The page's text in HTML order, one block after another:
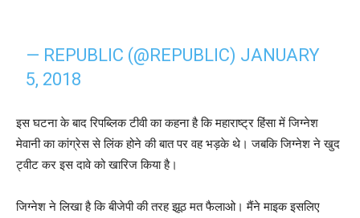
— REPUBLIC (@REPUBLIC) JANUARY
5, 2018
इस घटना के बाद रिपब्लिक टीवी का कहना है कि महाराष्ट्र हिंसा में जिग्नेश
मेवानी का कांग्रेस से लिंक होने की बात पर वह भड़के थे। जबकि जिग्नेश ने खुद
ट्वीट कर इस दावे को खारिज किया है।
जिग्नेश ने लिखा है कि बीजेपी की तरह झूठ मत फैलाओ। मैंने माइक इसलिए